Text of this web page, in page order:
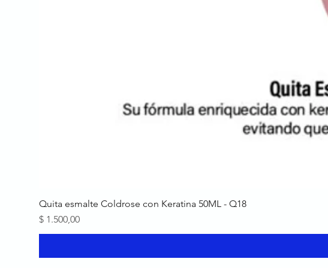
Quita esmalte Coldrose con Keratina 50ML - Q18
Precio
$ 1.500,00